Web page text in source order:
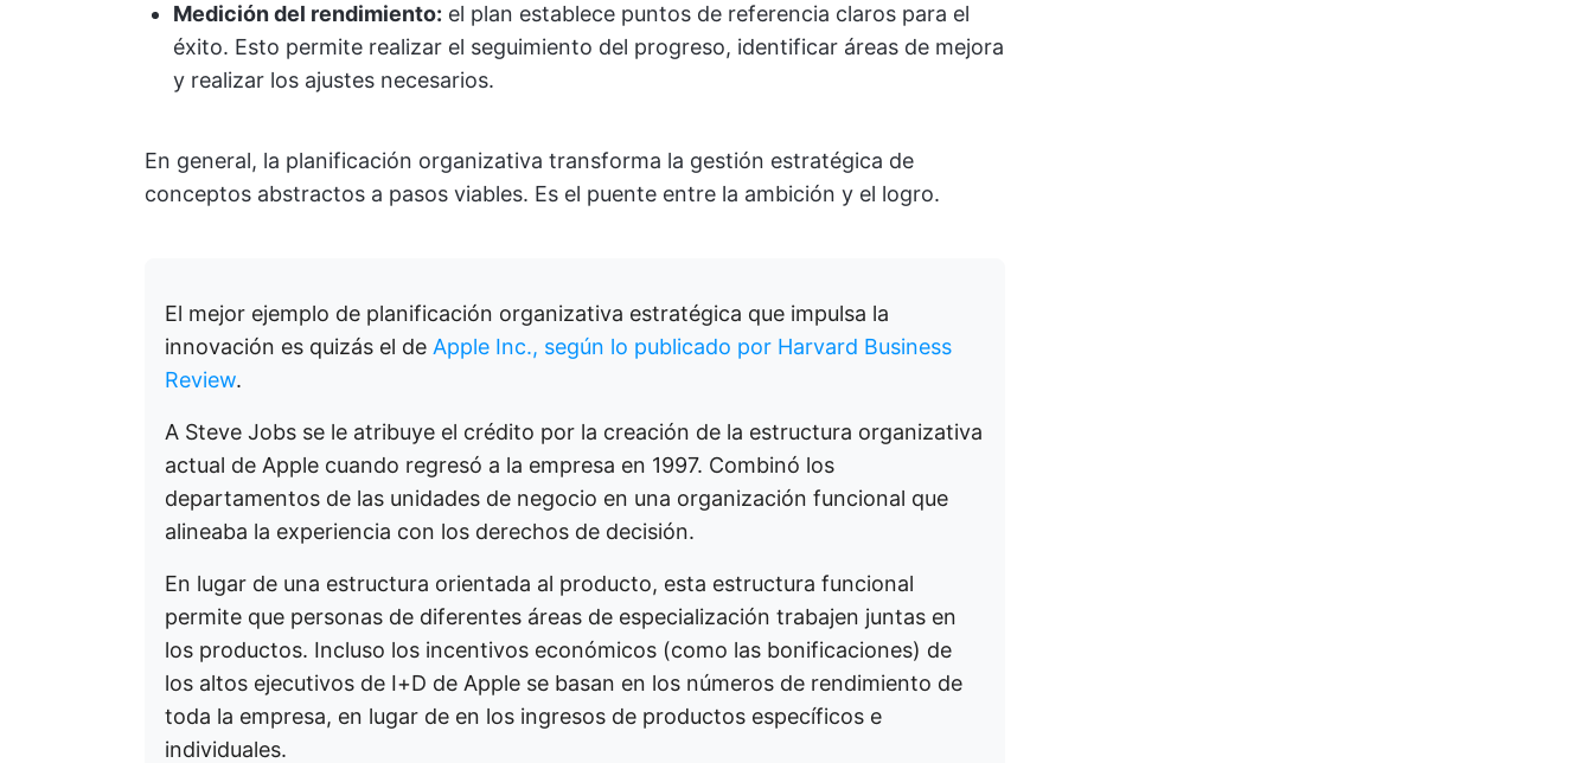
Medición del rendimiento: el plan establece puntos de referencia claros para el
éxito. Esto permite realizar el seguimiento del progreso, identificar áreas de mejora
y realizar los ajustes necesarios.
En general, la planificación organizativa transforma la gestión estratégica de
conceptos abstractos a pasos viables. Es el puente entre la ambición y el logro.
El mejor ejemplo de planificación organizativa estratégica que impulsa la
innovación es quizás el de Apple Inc., según lo publicado por Harvard Business
Review.
A Steve Jobs se le atribuye el crédito por la creación de la estructura organizativa
actual de Apple cuando regresó a la empresa en 1997. Combinó los
departamentos de las unidades de negocio en una organización funcional que
alineaba la experiencia con los derechos de decisión.
En lugar de una estructura orientada al producto, esta estructura funcional
permite que personas de diferentes áreas de especialización trabajen juntas en
los productos. Incluso los incentivos económicos (como las bonificaciones) de
los altos ejecutivos de I+D de Apple se basan en los números de rendimiento de
toda la empresa, en lugar de en los ingresos de productos específicos e
individuales.